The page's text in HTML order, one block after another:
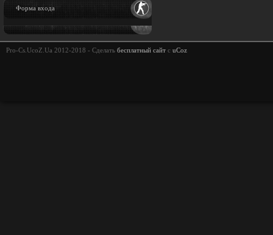
Форма входа
Pro-Cs.UcoZ.Ua 2012-2018 - Сделать бесплатный сайт с uCoz